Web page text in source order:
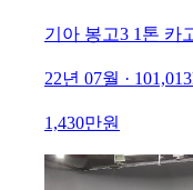
기아 봉고3 1톤 카
22년 07월 ·
1,430만원